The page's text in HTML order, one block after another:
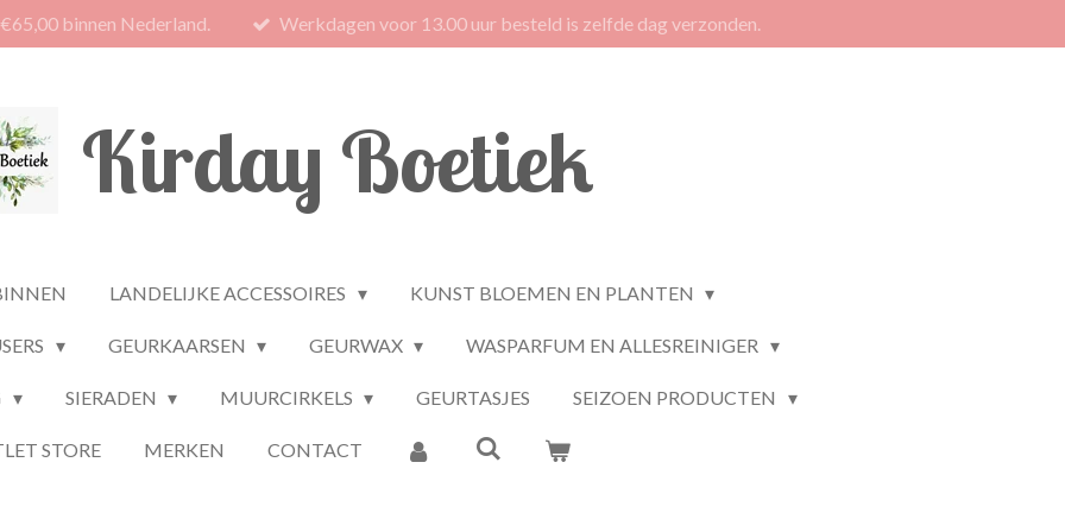
binnen Nederland. Werkdagen voor 13.00 uur besteld is zelfde dag verzonden.
Kirday Boetiek
LANDELIJKE ACCESSOIRES KUNST BLOEMEN EN PLANTEN
GEURKAARSEN GEURWAX WASPARFUM EN ALLESREINIGER
SIERADEN MUURCIRKELS GEURTASJES SEIZOEN PRODUCTEN
STORE MERKEN CONTACT